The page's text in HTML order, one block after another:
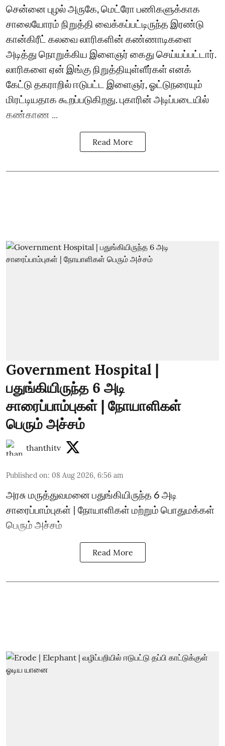
சென்னை புழல் அருகே, மெட்ரோ பணிகளுக்காக
சாலையோரம் நிறுத்தி வைக்கப்பட்டிருந்த இரண்டு
கான்கிரீட் கலவை லாரிகளின் கண்ணாடிகளை
அடித்து நொறுக்கிய இளைஞர் கைது செய்யப்பட்டார்.
லாரிகளை ஏன் இங்கு நிறுத்தியுள்ளீர்கள் எனக்
கேட்டு தகராறில் ஈடுபட்ட இளைஞர், ஓட்டுநரையும்
மிரட்டியதாக கூறப்படுகிறது. புகாரின் அடிப்படையில்
கண்காண ...
Read More
Government Hospital |
பதுங்கியிருந்த 6 அடி
சாரைப்பாம்புகள் | நோயாளிகள்
பெரும் அச்சம்
thanthitv
Published on: 08 Aug 2026, 6:56 am
அரசு மருத்துவமனை பதுங்கியிருந்த 6 அடி
சாரைப்பாம்புகள் | நோயாளிகள் மற்றும் பொதுமக்கள்
பெரும் அச்சம்
Read More